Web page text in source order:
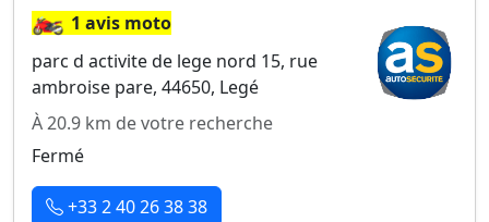
🏍️1 avis moto
parc d activite de lege nord 15, rue
ambroise pare, 44650, Legé
À 20.9 km de votre recherche
Fermé
+33 2 40 26 38 38